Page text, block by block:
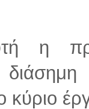
η
κύριο